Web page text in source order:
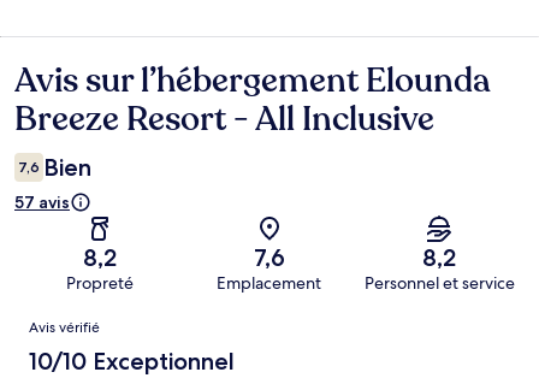
Avis
Avis sur l’hébergement Elounda
Breeze Resort - All Inclusive
7,6 Bien
57 avis
8,2
Propreté
7,6
Emplacement
8,2
Personnel et service
Avis
Avis vérifié
10/10 Exceptionnel